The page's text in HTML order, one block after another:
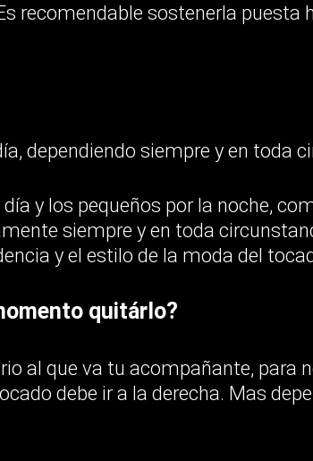
recomendable sostenerla
dependiendo siempre y en toda
y los pequeños por la noche,
siempre y en toda
y el estilo de la moda del
quitárlo?
al que va tu acompañante, para
debe ir a la derecha. Mas